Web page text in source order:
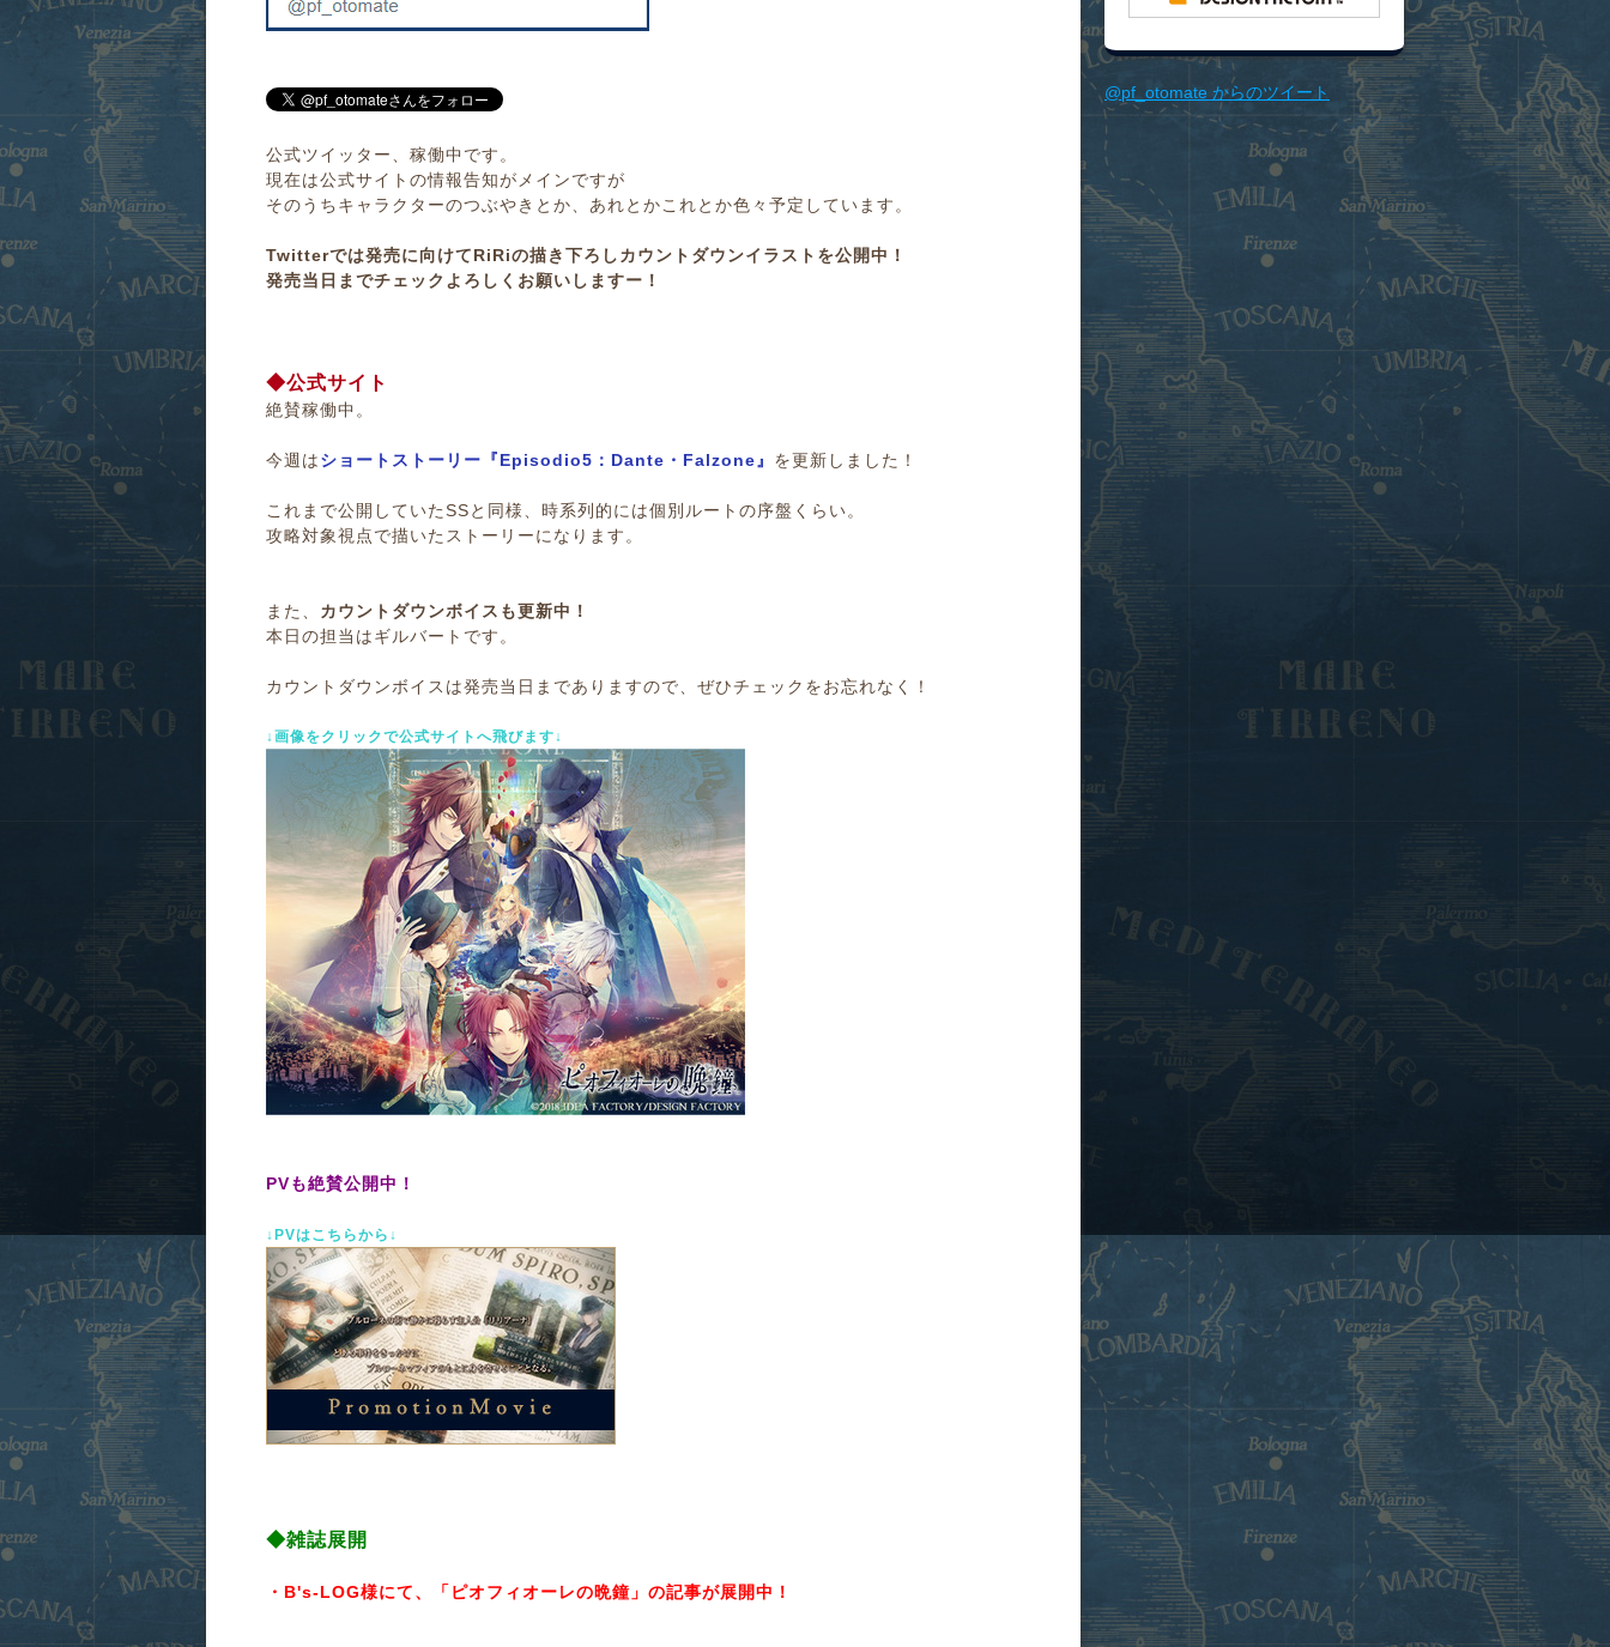
公式ツイッター、稼働中です。
現在は公式サイトの情報告知がメインですが
そのうちキャラクターのつぶやきとか、あれとかこれとか色々予定しています。
Twitterでは発売に向けてRiRiの描き下ろしカウントダウンイラストを公開中！
発売当日までチェックよろしくお願いしますー ！
◆公式サイト
絶賛稼働中。
今週はショートストーリー『Episodio5：Dante・Falzone』 を更新しました！
これまで公開していたSSと同様、時系列的には個別ルートの序盤くらい。
攻略対象視点で描いたストーリーになります。
また、 カウントダウンボイスも更新中！
本日の担当はギルバートです。
カウントダウンボイスは発売当日までありますので、ぜひチェックをお忘れなく！
↓画像をクリックで公式サイトへ飛びます↓
PVも絶賛公開中！
↓PVはこちらから↓
◆雑誌展開
・B's-LOG様にて、「ピオフィオーレの晩鐘」の記事が展開中！
@pf_otomate からのツイート